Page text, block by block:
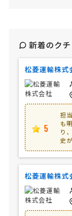
新着のクチ
松菱運輸株式
5
担
も
り
史
松菱運輸株式